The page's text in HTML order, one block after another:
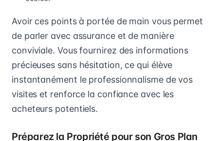
Avoir ces points à portée de main vous permet
de parler avec assurance et de manière
conviviale. Vous fournirez des informations
précieuses sans hésitation, ce qui élève
instantanément le professionnalisme de vos
visites et renforce la confiance avec les
acheteurs potentiels.
Préparez la Propriété pour son Gros Plan